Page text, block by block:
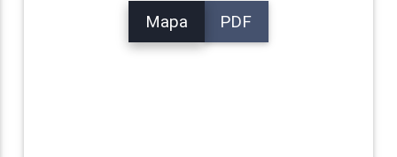
Mapa PDF